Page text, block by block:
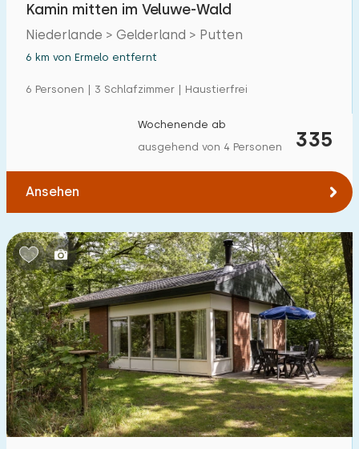
Kamin mitten im Veluwe-Wald
Niederlande > Gelderland > Putten
6 km von Ermelo entfernt
6 Personen | 3 Schlafzimmer | Haustierfrei
335
Wochenende ab
ausgehend von 4 Personen
Ansehen